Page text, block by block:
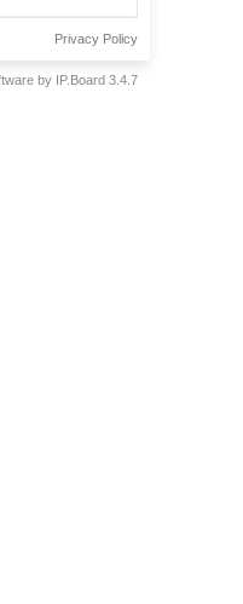
Privacy Policy
by IP.Board 3.4.7